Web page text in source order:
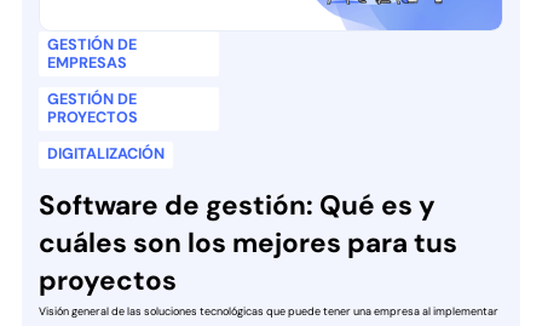
GESTIÓN DE
EMPRESAS
GESTIÓN DE
PROYECTOS
DIGITALIZACIÓN
Software de gestión: Qué es y
cuáles son los mejores para tus
proyectos
Visión general de las soluciones tecnológicas que puede tener una empresa al implementar